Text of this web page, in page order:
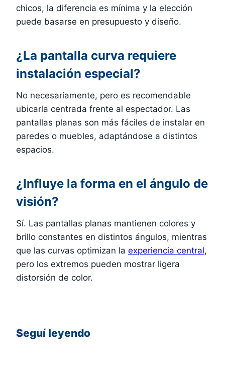
chicos, la diferencia es mínima y la elección
puede basarse en presupuesto y diseño.
¿La pantalla curva requiere
instalación especial?
No necesariamente, pero es recomendable
ubicarla centrada frente al espectador. Las
pantallas planas son más fáciles de instalar en
paredes o muebles, adaptándose a distintos
espacios.
¿Influye la forma en el ángulo de
visión?
Sí. Las pantallas planas mantienen colores y
brillo constantes en distintos ángulos, mientras
que las curvas optimizan la experiencia central,
pero los extremos pueden mostrar ligera
distorsión de color.
Seguí leyendo